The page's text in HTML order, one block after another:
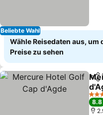
Beliebte Wahl
Wähle Reisedaten aus, um
Preise zu sehen
4
8.8